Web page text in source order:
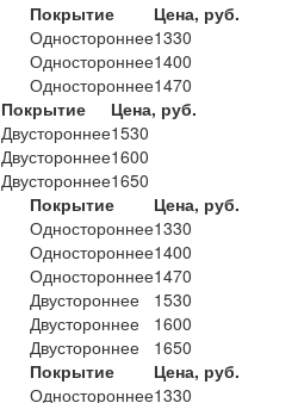
Покрытие
Цена, руб.
Одностороннее1330
Одностороннее1400
Одностороннее1470
Покрытие
Цена, руб.
Двустороннее1530
Двустороннее1600
Двустороннее1650
Покрытие
Цена, руб.
Одностороннее1330
Одностороннее1400
Одностороннее1470
Двустороннее
1530
Двустороннее
1600
Двустороннее
1650
Покрытие
Цена, руб.
Одностороннее1330